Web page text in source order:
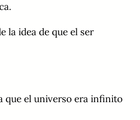
la idea de que el ser
que el universo era infinito